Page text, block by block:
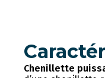
Chenillette